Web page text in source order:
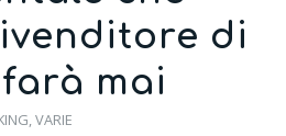
di
mai
,VARIE